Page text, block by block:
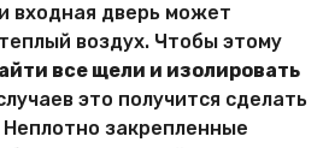
входная дверь может
воздух. Чтобы этому
все щели и изолировать
это получится сделать
закрепленные